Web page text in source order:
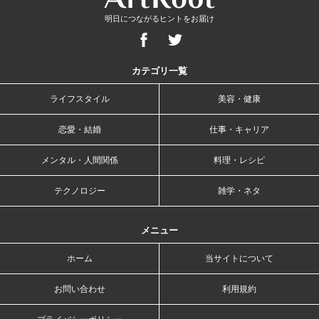
明日につながるヒントをお届け
カテゴリ一覧
ライフスタイル 美容・健康
恋愛・結婚 仕事・キャリア
メンタル・人間関係 料理・レシピ
テクノロジー 雑学・ネタ
メニュー
ホーム 当サイトについて
お問い合わせ 利用規約